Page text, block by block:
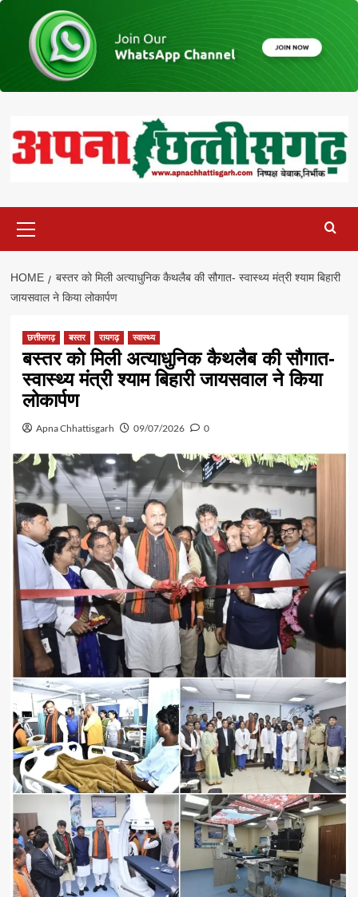
content
Menu
HOME
बस्तर को मिली अत्याधुनिक कैथलैब की सौगात- स्वास्थ्य मंत्री श्याम बिहारी
जायसवाल ने किया लोकार्पण
छत्तीसगढ़ बस्तर रायगढ़ स्वास्थ्य
बस्तर को मिली अत्याधुनिक कैथलैब की सौगात-
स्वास्थ्य मंत्री श्याम बिहारी जायसवाल ने किया
लोकार्पण
Apna Chhattisgarh 09/07/2026 0